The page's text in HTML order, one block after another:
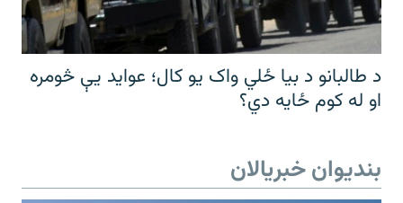
د طالبانو د بیا ځلي واک یو کال؛ عواید یې څومره
او له کوم ځایه دي؟
بندیوان خبریالان